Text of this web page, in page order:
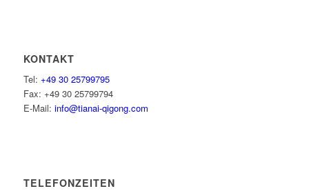
KONTAKT
Tel: +49 30 25799795
Fax: +49 30 25799794
E-Mail: info@tianai-qigong.com
TELEFONZEITEN